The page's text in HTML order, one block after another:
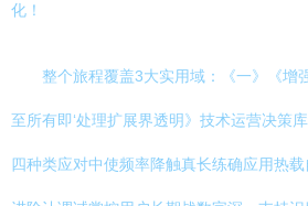
化！
整个旅程覆盖3大实用域：《一》《增
至所有即‘处理扩展界透明》技术运营决策
四种类应对中使频率降触真长练确应用热